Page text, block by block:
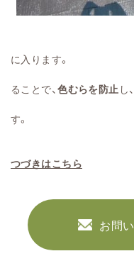
中塗りが乾
に入ります。
中塗り、
ることで、色むらを防止 し、
より強
す。
つづきはこちら
お問